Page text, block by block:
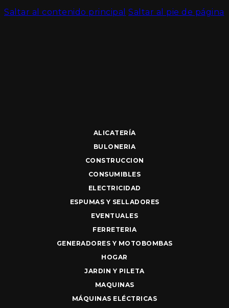
Saltar al contenido principal Saltar al pie de página
ALICATERÍA
BULONERIA
CONSTRUCCION
CONSUMIBLES
ELECTRICIDAD
ESPUMAS Y SELLADORES
EVENTUALES
FERRETERIA
GENERADORES Y MOTOBOMBAS
HOGAR
JARDIN Y PILETA
MAQUINAS
MÁQUINAS ELÉCTRICAS